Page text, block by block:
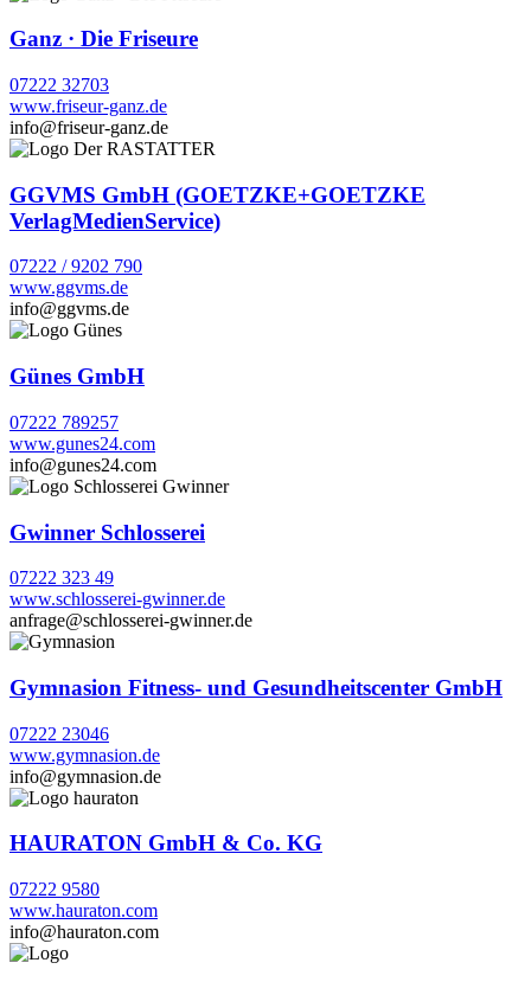
Ganz · Die Friseure
07222 32703
www.friseur-ganz.de
info@friseur-ganz.de
GGVMS GmbH (GOETZKE+GOETZKE
VerlagMedienService)
07222 / 9202 790
www.ggvms.de
info@ggvms.de
Günes GmbH
07222 789257
www.gunes24.com
info@gunes24.com
Gwinner Schlosserei
07222 323 49
www.schlosserei-gwinner.de
anfrage@schlosserei-gwinner.de
Gymnasion Fitness- und Gesundheitscenter GmbH
07222 23046
www.gymnasion.de
info@gymnasion.de
HAURATON GmbH & Co. KG
07222 9580
www.hauraton.com
info@hauraton.com